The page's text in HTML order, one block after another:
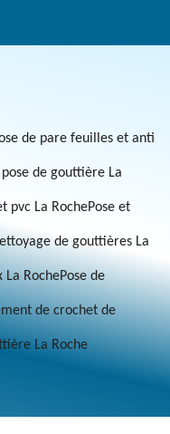
de pare feuilles et anti
pose de gouttière La
pvc La RochePose et
de gouttières La
La RochePose de
de crochet de
La Roche